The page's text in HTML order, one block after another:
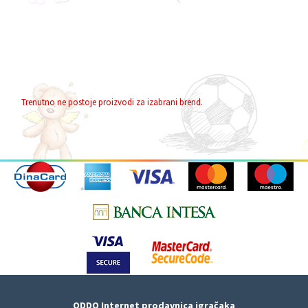
Trenutno ne postoje proizvodi za izabrani brend.
ODDO Internet prodavnica igračaka